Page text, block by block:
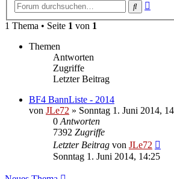
Suche
1 Thema • Seite 1 von 1
Themen
Antworten
Zugriffe
Letzter Beitrag
BF4 BannListe - 2014
von JLe72 » Sonntag 1. Juni 2014,
0 Antworten
7392 Zugriffe
Letzter Beitrag von JLe72
Sonntag 1. Juni 2014, 14:25